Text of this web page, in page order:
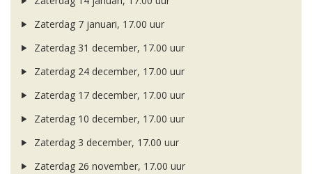
Zaterdag 7 januari, 17.00 uur
Zaterdag 31 december, 17.00 uur
Zaterdag 24 december, 17.00 uur
Zaterdag 17 december, 17.00 uur
Zaterdag 10 december, 17.00 uur
Zaterdag 3 december, 17.00 uur
Zaterdag 26 november, 17.00 uur